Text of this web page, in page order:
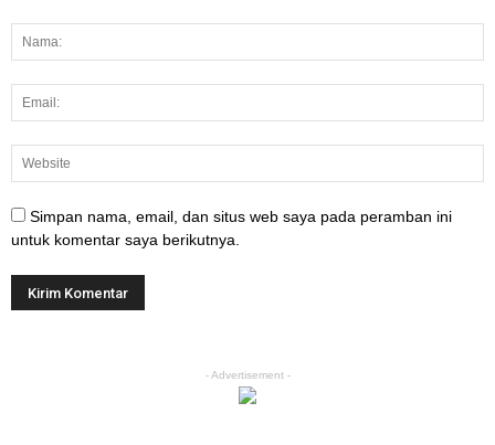
Simpan nama, email, dan situs web saya pada peramban ini
untuk komentar saya berikutnya.
- Advertisement -